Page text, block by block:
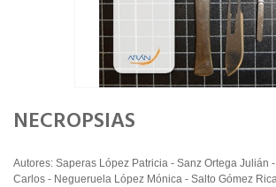
NECROPSIAS
Autores: Saperas López Patricia - Sanz Ortega Julián
Carlos - Negueruela López Mónica - Salto Gómez